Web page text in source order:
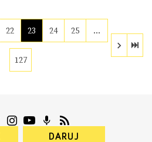
22 23 24 25 …
127
DARUJ